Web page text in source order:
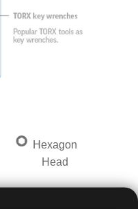
Hexagon
Head